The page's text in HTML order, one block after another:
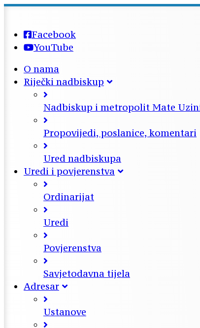
Facebook
YouTube
O nama
Riječki nadbiskup
Nadbiskup i metropolit Mate
Propovijedi, poslanice, komentari
Ured nadbiskupa
Uredi i povjerenstva
Ordinarijat
Uredi
Povjerenstva
Savjetodavna tijela
Adresar
Ustanove